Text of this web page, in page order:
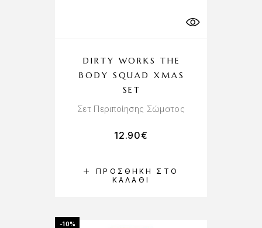
ΠΡΟΣΘΉΚΗ ΣΤΟ
ΚΑΛΆΘΙ
DIRTY WORKS THE
BODY SQUAD XMAS
SET
Σετ Περιποίησης Σώματος
12.90€
-10%